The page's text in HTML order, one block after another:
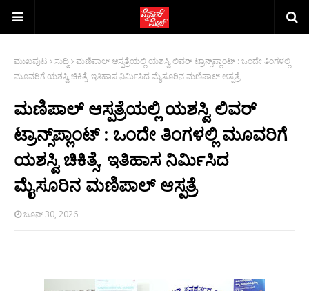
ಮುಖಪುಟ ಸುದ್ದಿ
ಮಣಿಪಾಲ್ ಆಸ್ಪತ್ರೆಯಲ್ಲಿ ಯಶಸ್ವಿ ಲಿವರ್ ಟ್ರಾನ್ಸ್‌ಪ್ಲಾಂಟ್ : ಒಂದೇ ತಿಂಗಳಲ್ಲಿ
ಮೂವರಿಗೆ ಯಶಸ್ವಿ ಚಿಕಿತ್ಸೆ, ಇತಿಹಾಸ ನಿರ್ಮಿಸಿದ ಮೈಸೂರಿನ ಮಣಿಪಾಲ್ ಆಸ್ಪತ್ರೆ
ಮಣಿಪಾಲ್ ಆಸ್ಪತ್ರೆಯಲ್ಲಿ ಯಶಸ್ವಿ ಲಿವರ್
ಟ್ರಾನ್ಸ್‌ಪ್ಲಾಂಟ್ : ಒಂದೇ ತಿಂಗಳಲ್ಲಿ ಮೂವರಿಗೆ
ಯಶಸ್ವಿ ಚಿಕಿತ್ಸೆ, ಇತಿಹಾಸ ನಿರ್ಮಿಸಿದ
ಮೈಸೂರಿನ ಮಣಿಪಾಲ್ ಆಸ್ಪತ್ರೆ
ಜೂನ್ 30, 2026